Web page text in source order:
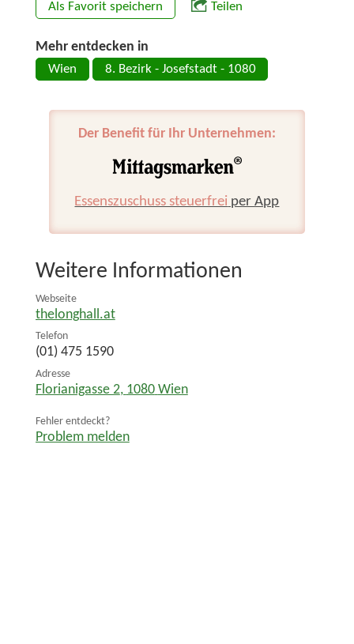
Als Favorit speichern Teilen
Mehr entdecken in
Wien 8. Bezirk - Josefstadt - 1080
Der Benefit für Ihr Unternehmen:
Essenszuschuss steuerfrei per App
Weitere Informationen
Webseite
thelonghall.at
Telefon
(01) 475 1590
Adresse
Florianigasse 2, 1080 Wien
Fehler entdeckt?
Problem melden